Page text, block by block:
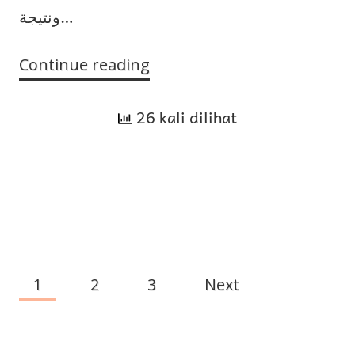
ونتيجة…
Continue reading
yang
26 kali dilihat
Page
1 2 3 Next